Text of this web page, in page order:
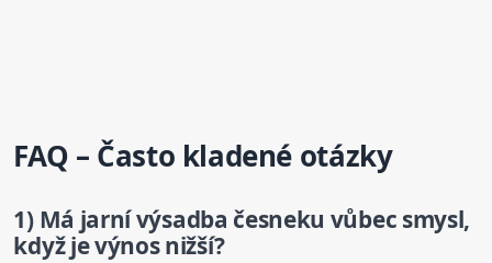
FAQ – Často kladené otázky
1) Má jarnívýsadba česneku vůbec smysl,
když je výnos nižší?